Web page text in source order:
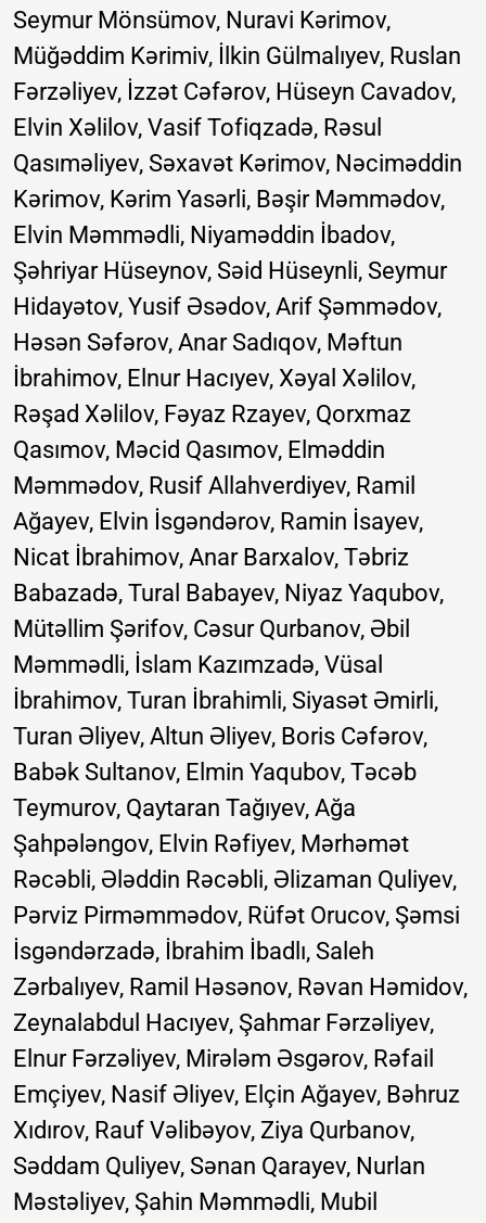
Seymur Mönsümov, Nuravi Kərimov,
Müğəddim Kərimiv, İlkin Gülmalıyev, Ruslan
Fərzəliyev, İzzət Cəfərov, Hüseyn Cavadov,
Elvin Xəlilov, Vasif Tofiqzadə, Rəsul
Qasıməliyev, Səxavət Kərimov, Nəciməddin
Kərimov, Kərim Yasərli, Bəşir Məmmədov,
Elvin Məmmədli, Niyaməddin İbadov,
Şəhriyar Hüseynov, Səid Hüseynli, Seymur
Hidayətov, Yusif Əsədov, Arif Şəmmədov,
Həsən Səfərov, Anar Sadıqov, Məftun
İbrahimov, Elnur Hacıyev, Xəyal Xəlilov,
Rəşad Xəlilov, Fəyaz Rzayev, Qorxmaz
Qasımov, Məcid Qasımov, Elməddin
Məmmədov, Rusif Allahverdiyev, Ramil
Ağayev, Elvin İsgəndərov, Ramin İsayev,
Nicat İbrahimov, Anar Barxalov, Təbriz
Babazadə, Tural Babayev, Niyaz Yaqubov,
Mütəllim Şərifov, Cəsur Qurbanov, Əbil
Məmmədli, İslam Kazımzadə, Vüsal
İbrahimov, Turan İbrahimli, Siyasət Əmirli,
Turan Əliyev, Altun Əliyev, Boris Cəfərov,
Babək Sultanov, Elmin Yaqubov, Təcəb
Teymurov, Qaytaran Tağıyev, Ağa
Şahpələngov, Elvin Rəfiyev, Mərhəmət
Rəcəbli, Ələddin Rəcəbli, Əlizaman Quliyev,
Pərviz Pirməmmədov, Rüfət Orucov, Şəmsi
İsgəndərzadə, İbrahim İbadlı, Saleh
Zərbalıyev, Ramil Həsənov, Rəvan Həmidov,
Zeynalabdul Hacıyev, Şahmar Fərzəliyev,
Elnur Fərzəliyev, Mirələm Əsgərov, Rəfail
Emçiyev, Nasif Əliyev, Elçin Ağayev, Bəhruz
Xıdırov, Rauf Vəlibəyov, Ziya Qurbanov,
Səddam Quliyev, Sənan Qarayev, Nurlan
Məstəliyev, Şahin Məmmədli, Mubil